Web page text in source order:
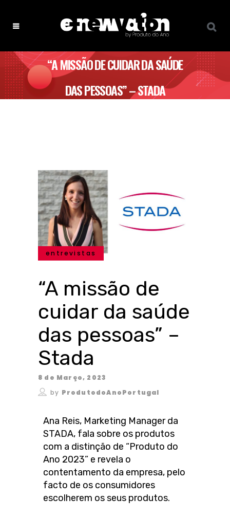
“A MISSÃO DE CUIDAR DA SAÚDE
DAS PESSOAS” – STADA
entrevistas
“A missão de
cuidar da saúde
das pessoas” –
Stada
8 de Março, 2023
by ProdutodoAnoPortugal
Ana Reis, Marketing Manager da
STADA, fala sobre os produtos
com a distinção de “Produto do
Ano 2023” e revela o
contentamento da empresa, pelo
facto de os consumidores
escolherem os seus produtos.